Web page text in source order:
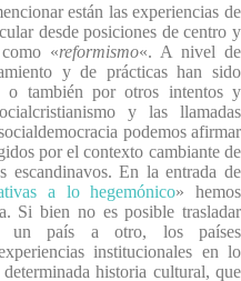
están las experiencias de
desde posiciones de centro y
«reformismo«. A nivel de
y de prácticas han sido
o también por otros intentos y
y las llamadas
podemos afirmar
por el contexto cambiante de
escandinavos. En la entrada de
a lo hegemónico» hemos
Si bien no es posible trasladar
un país a otro, los países
institucionales en lo
historia cultural, que